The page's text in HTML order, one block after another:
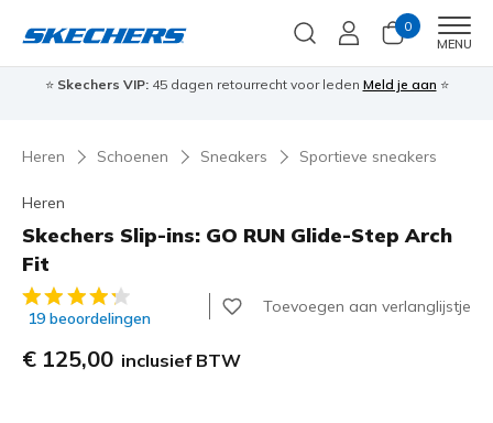
0
MENU
⭐ Skechers VIP:45 dagen retourrecht voor leden Meld je aan ⭐
Heren Schoenen Sneakers Sportieve sneakers
Heren
Skechers Slip-ins: GO RUN Glide-Step Arch
Fit
5 van de 5 klantbeoordelingen
19 beoordelingen
Toevoegen aan verlanglijstje
€ 125,00 inclusief BTW